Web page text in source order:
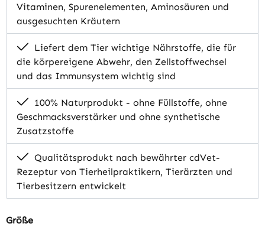
Vitaminen, Spurenelementen, Aminosäuren und
ausgesuchten Kräutern
Liefert dem Tier wichtige Nährstoffe, die für
die körpereigene Abwehr, den Zellstoffwechsel
und das Immunsystem wichtig sind
100% Naturprodukt - ohne Füllstoffe, ohne
Geschmacksverstärker und ohne synthetische
Zusatzstoffe
Qualitätsprodukt nach bewährter cdVet-
Rezeptur von Tierheilpraktikern, Tierärzten und
Tierbesitzern entwickelt
Größeauswählen